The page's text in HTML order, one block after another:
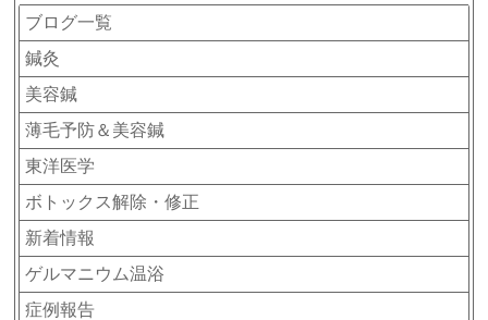
ブログ一覧
鍼灸
美容鍼
薄毛予防＆美容鍼
東洋医学
ボトックス解除・修正
新着情報
ゲルマニウム温浴
症例報告